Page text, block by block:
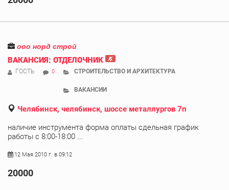
ооо норд строй
ВАКАНСИЯ: ОТДЕЛОЧНИК
ГОСТЬ 0 СТРОИТЕЛЬСТВО И АРХИТЕКТУРА
ВАКАНСИИ
Челябинск, челябинск, шоссе металлургов 7п
наличие инструмента форма оплаты сдельная график
работы с 8:00-18:00 ...
12 Мая 2010 г. в 09:12
20000